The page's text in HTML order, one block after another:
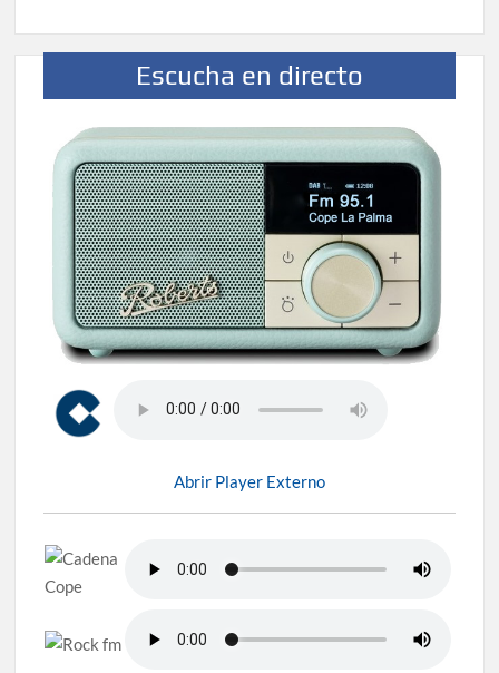
Escucha en directo
Abrir Player Externo